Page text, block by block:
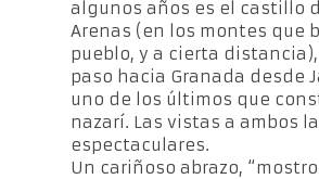
algunos años es el castillo
Arenas (en los montes que
pueblo, y a cierta
paso hacia Granada desde
uno de los últimos que
nazarí. Las vistas a ambos
espectaculares.
Un cariñoso abrazo,